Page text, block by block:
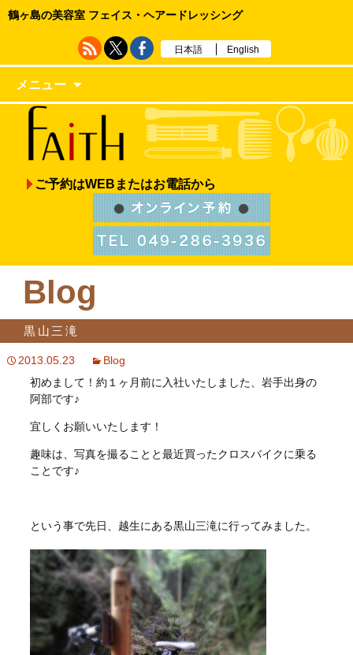
鶴ヶ島の美容室 フェイス・ヘアードレッシング
日本語 English
メニュー
ご予約はWEBまたはお電話から
Blog
黒山三滝
2013.05.23
Blog
初めまして！約１ヶ月前に入社いたしました、岩手出身の
阿部です♪
宜しくお願いいたします！
趣味は、写真を撮ることと最近買ったクロスバイクに乗る
ことです♪
という事で先日、越生にある黒山三滝に行ってみました。